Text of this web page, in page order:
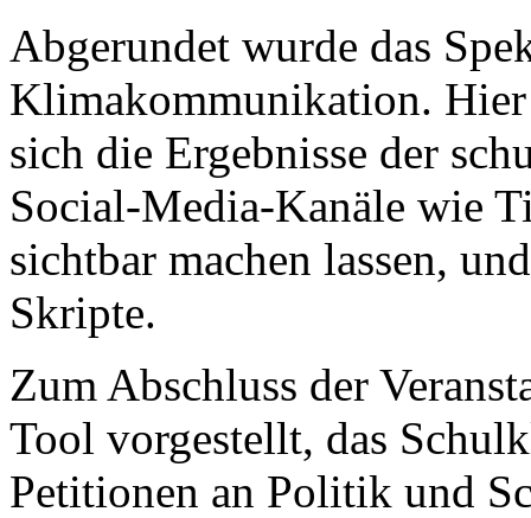
Abgerundet wurde das
Klimakommunikation.
sich die Ergebnisse der
Social-Media-Kanäle wie
sichtbar machen lassen,
Skripte.
Zum Abschluss der
Tool vorgestellt, das
Petitionen an Politik und